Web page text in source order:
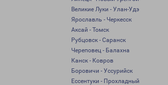
Великие Луки - Улан-Удэ
Ярославль - Черкесск
Аксай - Томск
Рубцовск - Саранск
Череповец - Балахна
Канск - Ковров
Боровичи - Уссурийск
Ессентуки - Прохладный